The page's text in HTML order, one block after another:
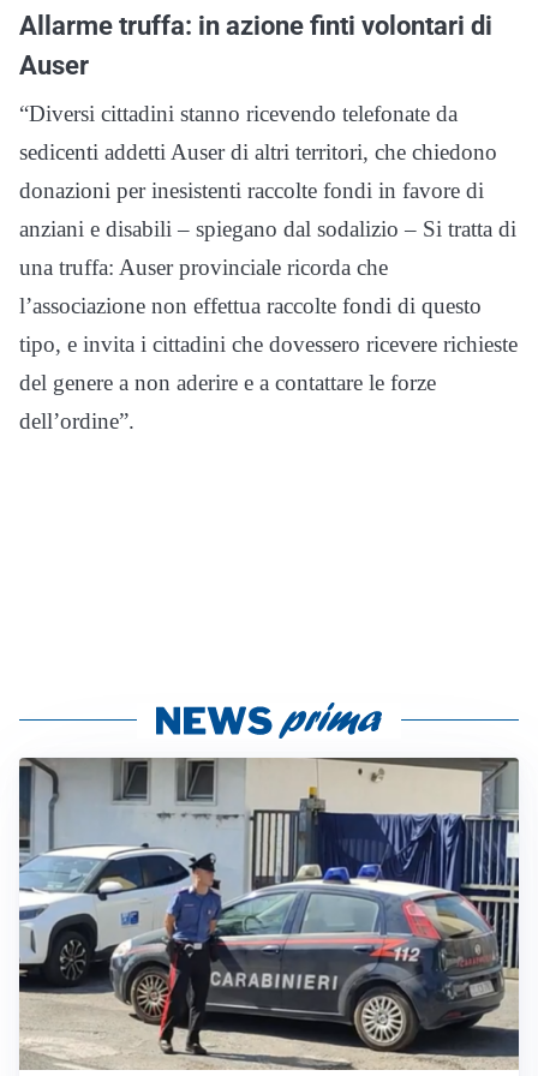
Allarme truffa: in azione finti volontari di
Auser
“Diversi cittadini stanno ricevendo telefonate da
sedicenti addetti Auser di altri territori, che chiedono
donazioni per inesistenti raccolte fondi in favore di
anziani e disabili – spiegano dal sodalizio – Si tratta di
una truffa: Auser provinciale ricorda che
l’associazione non effettua raccolte fondi di questo
tipo, e invita i cittadini che dovessero ricevere richieste
del genere a non aderire e a contattare le forze
dell’ordine”.